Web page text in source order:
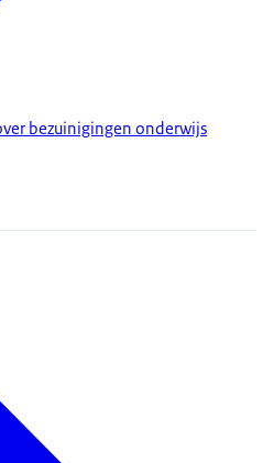
bezuinigingen onderwijs